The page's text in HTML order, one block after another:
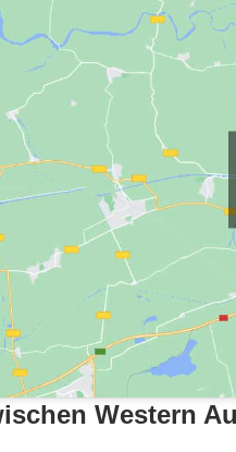
Western